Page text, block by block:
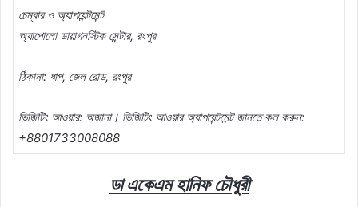
চেম্বার ও অ্যাপয়েন্টমেন্ট
অ্যাপোলো ডায়াগনস্টিক সেন্টার, রংপুর
ঠিকানা: ধাপ, জেল রোড, রংপুর
ভিজিটিং আওয়ার: অজানা। ভিজিটিং আওয়ার অ্যাপয়েন্টমেন্ট জানতে কল করুন:
+8801733008088
ডা একেএম হানিফ চৌধুরী